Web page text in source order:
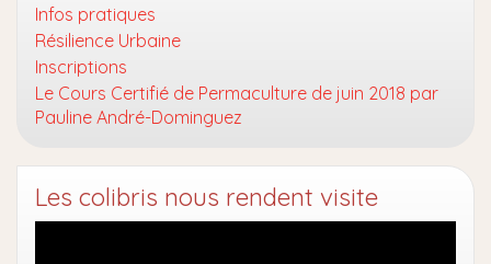
Infos pratiques
Résilience Urbaine
Inscriptions
Le Cours Certifié de Permaculture de juin 2018 par
Pauline André-Dominguez
Les colibris nous rendent visite